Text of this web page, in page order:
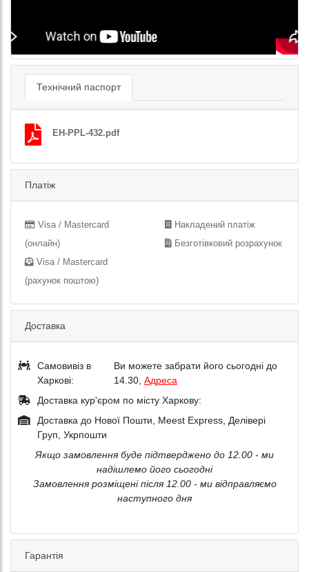
Технічний паспорт
EH-PPL-432.pdf
Платіж
Visa / Mastercard
(онлайн)
Visa / Mastercard
(рахунок поштою)
Накладений платіж
Безготівковий розрахунок
Доставка
Самовивіз в
Харкові:
Ви можете забрати його сьогодні до
14.30, Адреса
Доставка кур'єром по місту Харкову:
Доставка до Нової Пошти, Meest Express, Делівері
Груп, Укрпошти
Якщо замовлення буде підтверджено до 12.00 - ми
надішлемо його сьогодні
Замовлення розміщені після 12.00 - ми відправляємо
наступного дня
Гарантія